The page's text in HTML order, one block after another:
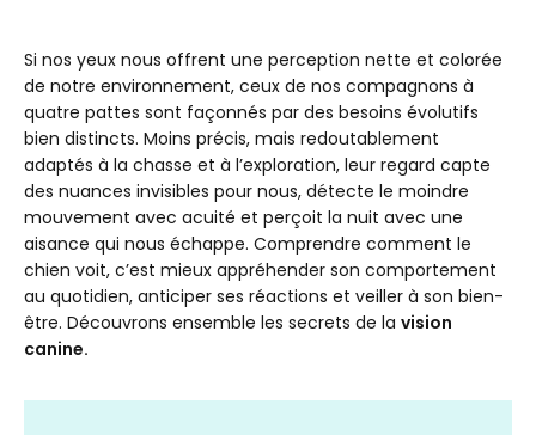
Perception de la profondeur
Perception du mouvement
Perception de la couleur
Les maladies oculaires courantes chez le chien
Les yeux, organes de la vue
Importance de la vision chez le chien
Si nos yeux nous offrent une perception nette et colorée
de notre environnement, ceux de nos compagnons à
quatre pattes sont façonnés par des besoins évolutifs
bien distincts. Moins précis, mais redoutablement
adaptés à la chasse et à l’exploration, leur regard capte
des nuances invisibles pour nous, détecte le moindre
mouvement avec acuité et perçoit la nuit avec une
aisance qui nous échappe. Comprendre comment le
chien voit, c’est mieux appréhender son comportement
au quotidien, anticiper ses réactions et veiller à son bien-
être. Découvrons ensemble les secrets de la vision
canine.